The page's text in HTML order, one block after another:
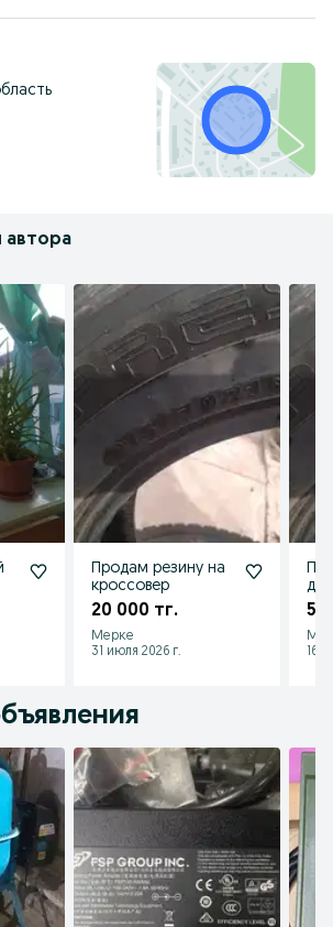
автора
Продам резину на
кроссовер
20 000 тг.
Мерке
31 июля 2026 г.
5
16